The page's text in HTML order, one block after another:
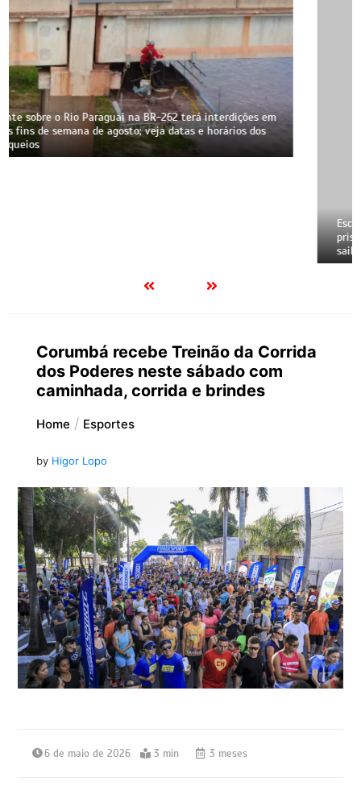
Escândalo em Corumbá: Ex-vereador Buxexa Amaral tem
prisão mantida pela Justiça e perfis na web bloqueados;
Corumbá recebe Treinão da Corrida
dos Poderes neste sábado com
caminhada, corrida e brindes
Home Esportes
by Higor Lopo
6 de maio de 2026 3 min 3 meses